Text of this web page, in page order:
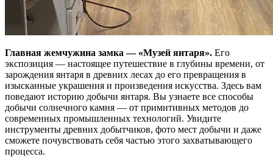
Главная жемчужина замка — «Музей янтаря». Его
экспозиция — настоящее путешествие в глубины времени, от
зарождения янтаря в древних лесах до его превращения в
изысканные украшения и произведения искусства. Здесь вам
поведают историю добычи янтаря. Вы узнаете все способы
добычи солнечного камня — от примитивных методов до
современных промышленных технологий. Увидите
инструменты древних добытчиков, фото мест добычи и даже
сможете почувствовать себя частью этого захватывающего
процесса.